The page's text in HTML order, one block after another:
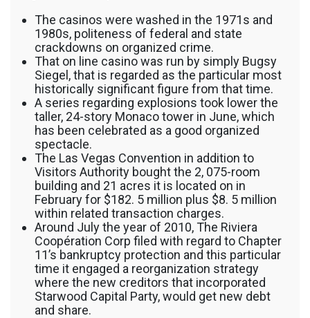
The casinos were washed in the 1971s and
1980s, politeness of federal and state
crackdowns on organized crime.
That on line casino was run by simply Bugsy
Siegel, that is regarded as the particular most
historically significant figure from that time.
A series regarding explosions took lower the
taller, 24-story Monaco tower in June, which
has been celebrated as a good organized
spectacle.
The Las Vegas Convention in addition to
Visitors Authority bought the 2, 075-room
building and 21 acres it is located on in
February for $182. 5 million plus $8. 5 million
within related transaction charges.
Around July the year of 2010, The Riviera
Coopération Corp filed with regard to Chapter
11’s bankruptcy protection and this particular
time it engaged a reorganization strategy
where the new creditors that incorporated
Starwood Capital Party, would get new debt
and share.